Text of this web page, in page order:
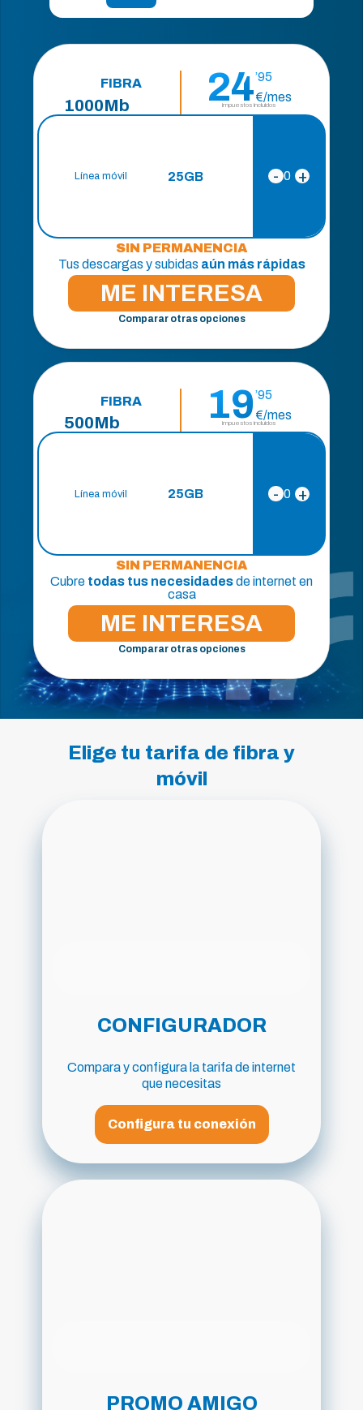
FIBRA
1000Mb 24’95
€/mes
impuestos incluidos
Línea móvil 25GB - 0 +
SIN PERMANENCIA
Tus descargas y subidas aún más rápidas
ME INTERESA
Comparar otras opciones
FIBRA
500Mb 19’95
€/mes
impuestos incluidos
Línea móvil 25GB - 0 +
SIN PERMANENCIA
Cubre todas tus necesidadesde internet en
casa
ME INTERESA
Comparar otras opciones
Elige tu tarifa de fibra y
móvil
CONFIGURADOR
Compara y configura la tarifa de internet
que necesitas
Configura tu conexión
PROMO AMIGO